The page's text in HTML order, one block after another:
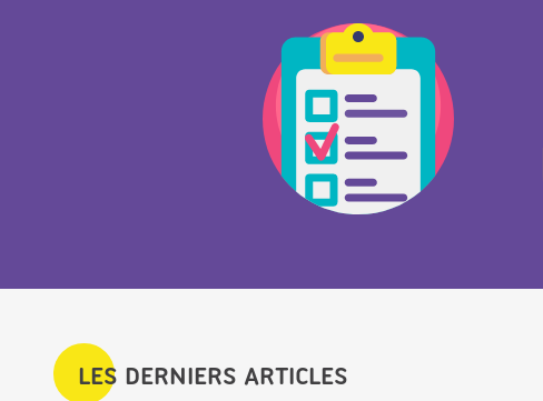
LES DERNIERS ARTICLES